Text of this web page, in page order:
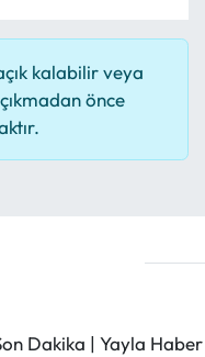
kalabilir veya
önce
Dakika | Yayla Haber